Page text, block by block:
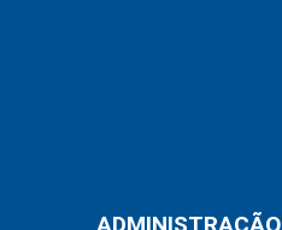
ADMINISTRAÇÃO